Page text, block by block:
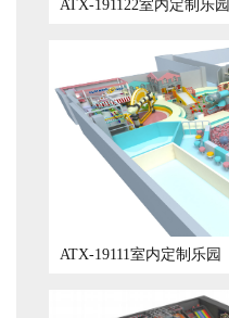
ATX-191122室内定制乐园
ATX-19111室内定制乐园